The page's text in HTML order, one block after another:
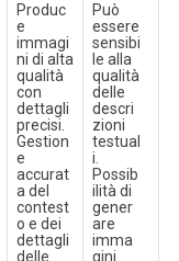
Produc
e
immagi
ni di alta
qualità
con
dettagli
precisi.
Gestion
e
accurat
a del
contest
o e dei
dettagli
delle
Può
essere
sensibi
le alla
qualità
delle
descri
zioni
testual
i.
Possib
ilità di
gener
are
imma
gini